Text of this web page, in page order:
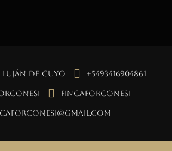
de Cuyo +5493416904861
fincaforconesi